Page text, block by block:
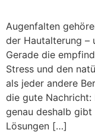
Augenfalten
der Hautalterung –
Gerade die
Stress und den
als jeder andere
die gute Nachricht:
genau deshalb
Lösungen […]